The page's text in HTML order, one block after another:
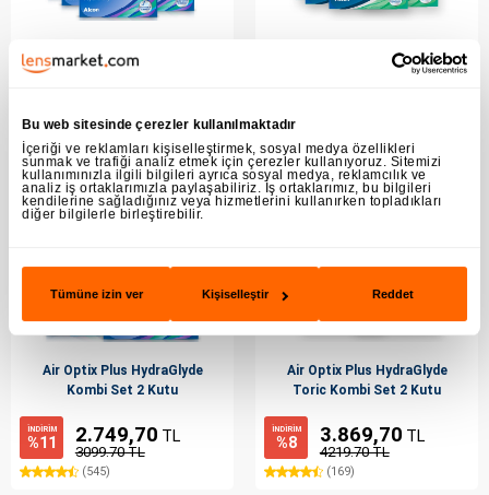
Bu web sitesinde çerezler kullanılmaktadır
İçeriği ve reklamları kişiselleştirmek, sosyal medya özellikleri
sunmak ve trafiği analiz etmek için çerezler kullanıyoruz. Sitemizi
kullanımınızla ilgili bilgileri ayrıca sosyal medya, reklamcılık ve
analiz iş ortaklarımızla paylaşabiliriz. İş ortaklarımız, bu bilgileri
kendilerine sağladığınız veya hizmetlerini kullanırken topladıkları
diğer bilgilerle birleştirebilir.
Tümüne izin ver Kişiselleştir Reddet
İndirimli Lens Seti 4 Kutu
%23 4.799,90 TL
6199.40 TL
(551)
Air Optix Plus HydraGlyde
Toric Kombi Set 4 Kutu
%24
(168)
Air Optix Plus HydraGlyde
Kombi Set 2 Kutu
İNDİRİM
%11 2.749,70 TL
3099.70 TL
(545)
Air Optix Plus HydraGlyde
Toric Kombi Set 2 Kutu
İNDİRİM
%8 3.869,70 TL
4219.70 TL
(169)